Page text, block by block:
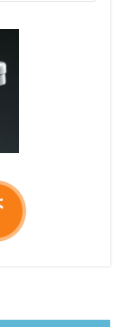
迄になりま
時間を